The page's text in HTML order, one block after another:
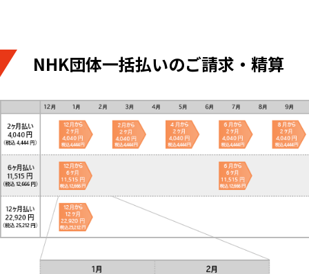
NHK団体一括払いのご請求・精算